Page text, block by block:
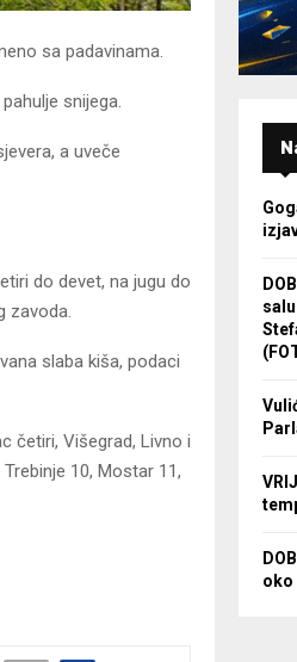
sa padavinama.
snijega.
a uveče
do devet, na jugu do
zavoda.
slaba kiša, podaci
četiri, Višegrad, Livno i
10, Mostar 11,
oko